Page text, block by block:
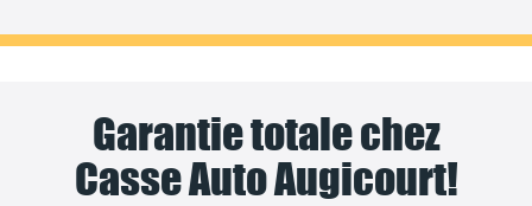
Garantie totale chez
Casse Auto Augicourt!